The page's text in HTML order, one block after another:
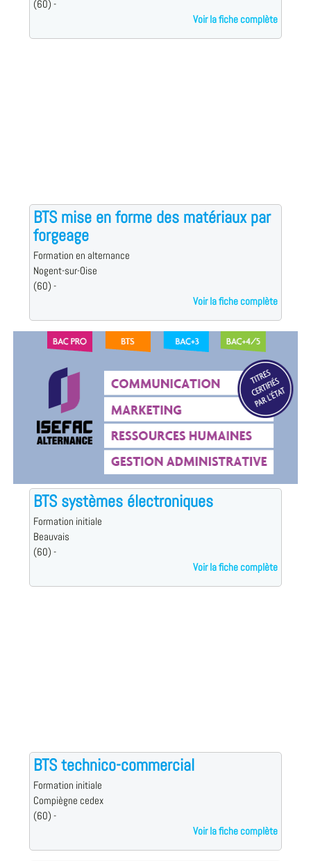
(60) -
Voir la fiche complète
BTS mise en forme des matériaux par
forgeage
Formation en alternance
Nogent-sur-Oise
(60) -
Voir la fiche complète
BTS systèmes électroniques
Formation initiale
Beauvais
(60) -
Voir la fiche complète
BTS technico-commercial
Formation initiale
Compiègne cedex
(60) -
Voir la fiche complète